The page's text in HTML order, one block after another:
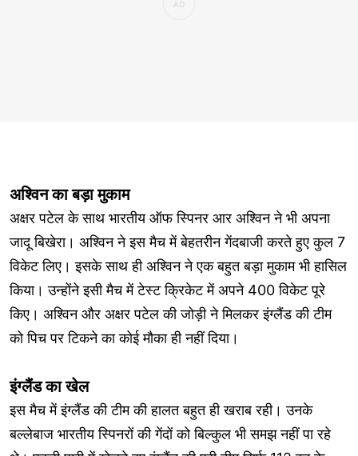
अश्विन का बड़ा मुकाम
अक्षर पटेल के साथ भारतीय ऑफ स्पिनर आर अश्विन ने भी अपना
जादू बिखेरा। अश्विन ने इस मैच में बेहतरीन गेंदबाजी करते हुए कुल 7
विकेट लिए। इसके साथ ही अश्विन ने एक बहुत बड़ा मुकाम भी हासिल
किया। उन्होंने इसी मैच में टेस्ट क्रिकेट में अपने 400 विकेट पूरे
किए। अश्विन और अक्षर पटेल की जोड़ी ने मिलकर इंग्लैंड की टीम
को पिच पर टिकने का कोई मौका ही नहीं दिया।
इंग्लैंड का खेल
इस मैच में इंग्लैंड की टीम की हालत बहुत ही खराब रही। उनके
बल्लेबाज भारतीय स्पिनरों की गेंदों को बिल्कुल भी समझ नहीं पा रहे